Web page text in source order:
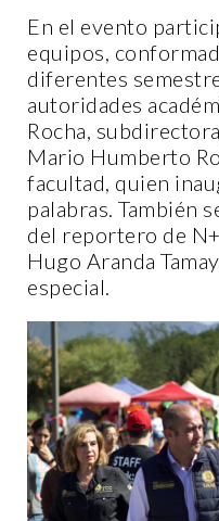
En el evento
equipos,
diferentes
autoridades
Rocha,
Mario Humberto
facultad, quien
palabras. También
del reportero de
Hugo Aranda
especial.